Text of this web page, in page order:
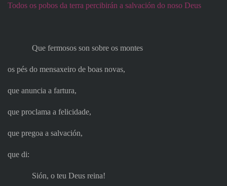
Todos os pobos da terra percibirán a salvación do noso Deus
Que fermosos son sobre os montes
os pés do mensaxeiro de boas novas,
que anuncia a fartura,
que proclama a felicidade,
que pregoa a salvación,
que di:
Sión, o teu Deus reina!